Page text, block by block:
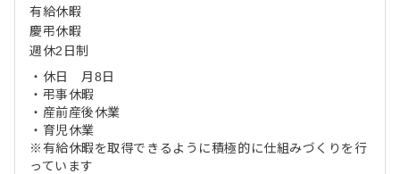
有給休暇
慶弔休暇
週休2日制
・休日 月8日
・弔事休暇
・産前産後休業
・育児休業
※有給休暇を取得できるように積極的に仕組みづくりを行
っています